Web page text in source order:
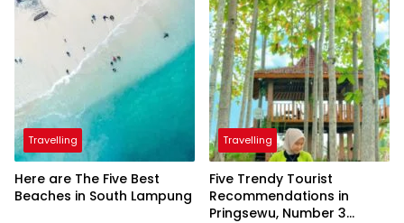
Travelling
Here are The Five Best
Beaches in South Lampung
Travelling
Five Trendy Tourist
Recommendations in
Pringsewu, Number 3